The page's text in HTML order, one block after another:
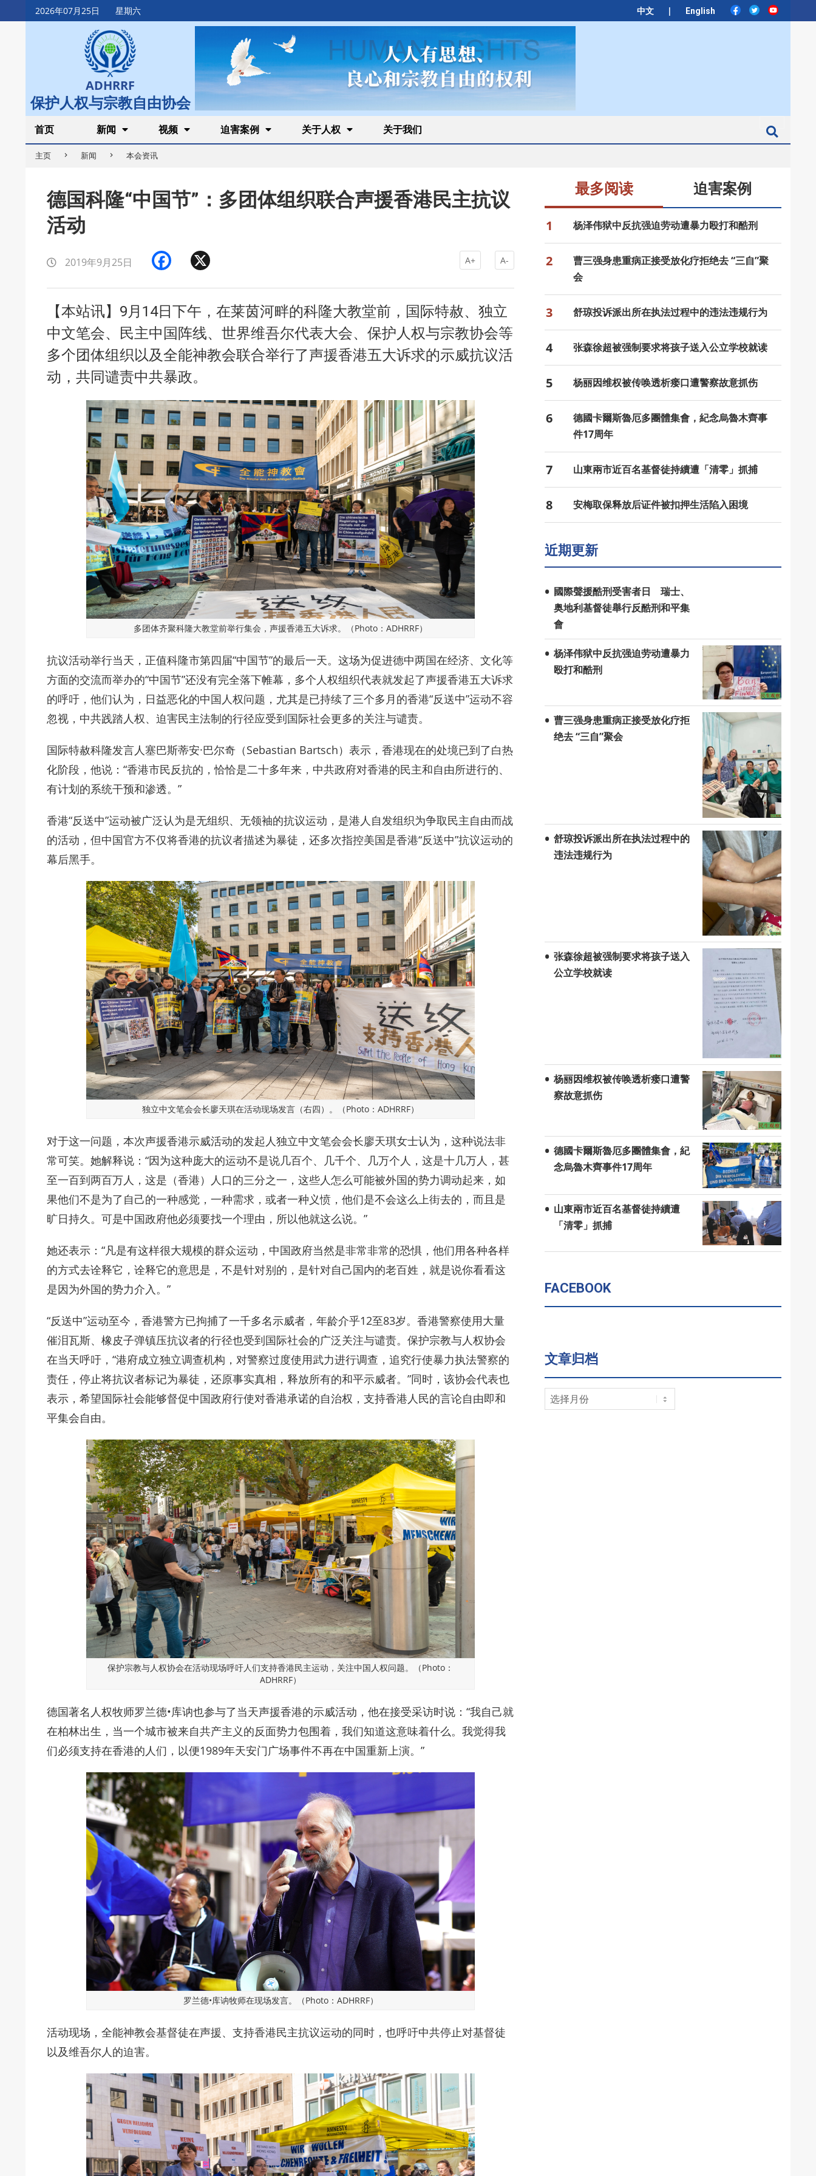
2026年07月25日 星期六 中文 | English
Skip
to
ADHRRF
保护人权与宗教自由协会
Secondary
Navigation
Menu
首页 新闻 视频 迫害案例 关于人权 关于我们
主页 新闻 本会资讯
德国科隆“中国节”：多团体组织联合声援香港民主抗议
活动
2019年9月25日 Facebook A+ A-
【本站讯】9月14日下午，在莱茵河畔的科隆大教堂前，国际特赦、独立
中文笔会、民主中国阵线、世界维吾尔代表大会、保护人权与宗教协会等
多个团体组织以及全能神教会联合举行了声援香港五大诉求的示威抗议活
动，共同谴责中共暴政。
多团体齐聚科隆大教堂前举行集会，声援香港五大诉求。（Photo：ADHRRF）
抗议活动举行当天，正值科隆市第四届“中国节”的最后一天。这场为促进德中两国在经济、文化等
方面的交流而举办的“中国节”还没有完全落下帷幕，多个人权组织代表就发起了声援香港五大诉求
的呼吁，他们认为，日益恶化的中国人权问题，尤其是已持续了三个多月的香港“反送中”运动不容
忽视，中共践踏人权、迫害民主法制的行径应受到国际社会更多的关注与谴责。
国际特赦科隆发言人塞巴斯蒂安·巴尔奇（Sebastian Bartsch）表示，香港现在的处境已到了白热
化阶段，他说：“香港市民反抗的，恰恰是二十多年来，中共政府对香港的民主和自由所进行的、
有计划的系统干预和渗透。”
香港“反送中”运动被广泛认为是无组织、无领袖的抗议运动，是港人自发组织为争取民主自由而战
的活动，但中国官方不仅将香港的抗议者描述为暴徒，还多次指控美国是香港“反送中”抗议运动的
幕后黑手。
独立中文笔会会长廖天琪在活动现场发言（右四）。（Photo：ADHRRF）
对于这一问题，本次声援香港示威活动的发起人独立中文笔会会长廖天琪女士认为，这种说法非
常可笑。她解释说：“因为这种庞大的运动不是说几百个、几千个、几万个人，这是十几万人，甚
至一百到两百万人，这是（香港）人口的三分之一，这些人怎么可能被外国的势力调动起来，如
果他们不是为了自己的一种感觉，一种需求，或者一种义愤，他们是不会这么上街去的，而且是
旷日持久。可是中国政府他必须要找一个理由，所以他就这么说。”
她还表示：“凡是有这样很大规模的群众运动，中国政府当然是非常非常的恐惧，他们用各种各样
的方式去诠释它，诠释它的意思是，不是针对别的，是针对自己国内的老百姓，就是说你看看这
是因为外国的势力介入。”
“反送中”运动至今，香港警方已拘捕了一千多名示威者，年龄介乎12至83岁。香港警察使用大量
催泪瓦斯、 橡皮子弹镇压抗议者的行径也受到国际社会的广泛关注与谴责。保护宗教与人权协会
在当天呼吁，“港府成立独立调查机构，对警察过度使用武力进行调查，追究行使暴力执法警察的
责任，停止将抗议者标记为暴徒，还原事实真相，释放所有的和平示威者。”同时，该协会代表也
表示，希望国际社会能够督促中国政府行使对香港承诺的自治权，支持香港人民的言论自由即和
平集会自由。
保护宗教与人权协会在活动现场呼吁人们支持香港民主运动，关注中国人权问题。（Photo：
ADHRRF）
德国著名人权牧师罗兰德•库讷也参与了当天声援香港的示威活动，他在接受采访时说：“我自己就
在柏林出生，当一个城市被来自共产主义的反面势力包围着，我们知道这意味着什么。我觉得我
们必须支持在香港的人们，以便1989年天安门广场事件不再在中国重新上演。”
罗兰德•库讷牧师在现场发言。（Photo：ADHRRF）
活动现场，全能神教会基督徒在声援、支持香港民主抗议运动的同时，也呼吁中共停止对基督徒
以及维吾尔人的迫害。
最多阅读 迫害案例
1 杨泽伟狱中反抗强迫劳动遭暴力殴打和酷刑
2
曹三强身患重病正接受放化疗拒绝去 “三自”聚
会
3 舒琼投诉派出所在执法过程中的违法违规行为
4 张森徐超被强制要求将孩子送入公立学校就读
5 杨丽因维权被传唤透析瘘口遭警察故意抓伤
6
德國卡爾斯魯厄多團體集會，紀念烏魯木齊事
件17周年
7 山東兩市近百名基督徒持續遭「清零」抓捕
8 安梅取保释放后证件被扣押生活陷入困境
近期更新
國際聲援酷刑受害者日 瑞士、
奥地利基督徒舉行反酷刑和平集
會
杨泽伟狱中反抗强迫劳动遭暴力
殴打和酷刑
曹三强身患重病正接受放化疗拒
绝去 “三自”聚会
舒琼投诉派出所在执法过程中的
违法违规行为
张森徐超被强制要求将孩子送入
公立学校就读
杨丽因维权被传唤透析瘘口遭警
察故意抓伤
德國卡爾斯魯厄多團體集會，紀
念烏魯木齊事件17周年
山東兩市近百名基督徒持續遭
「清零」抓捕
FACEBOOK
文章归档
文
章